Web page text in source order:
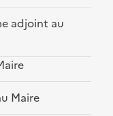
adjoint au
Maire